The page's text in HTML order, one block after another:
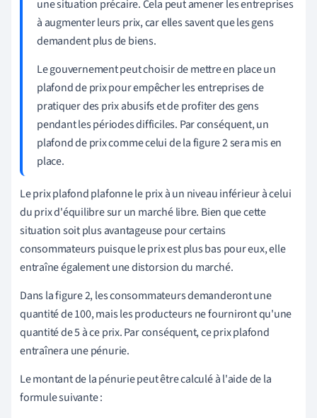
une situation précaire. Cela peut amener les entreprises
à augmenter leurs prix, car elles savent que les gens
demandent plus de biens.
Le gouvernement peut choisir de mettre en place un
plafond de prix pour empêcher les entreprises de
pratiquer des prix abusifs et de profiter des gens
pendant les périodes difficiles. Par conséquent, un
plafond de prix comme celui de la figure 2 sera mis en
place.
Le prix plafond plafonne le prix à un niveau inférieur à celui
du prix d'équilibre sur un marché libre. Bien que cette
situation soit plus avantageuse pour certains
consommateurs puisque le prix est plus bas pour eux, elle
entraîne également une distorsion du marché.
Dans la figure 2, les consommateurs demanderont une
quantité de 100, mais les producteurs ne fourniront qu'une
quantité de 5 à ce prix. Par conséquent, ce prix plafond
entraînera une pénurie.
Le montant de la pénurie peut être calculé à l'aide de la
formule suivante :